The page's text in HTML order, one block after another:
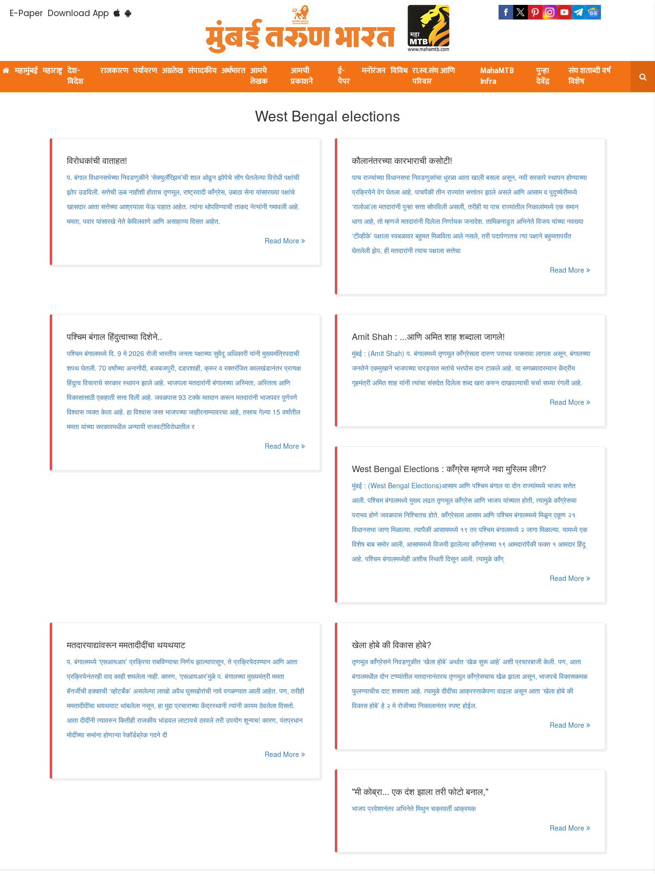
E-Paper Download App
महामुंबई महाराष्ट्र देश-
विदेश
राजकारण पर्यावरण अग्रलेख संपादकीय अर्थभारत आमचे
लेखक
आमची
प्रकाशने
ई-
पेपर
मनोरंजन विविध रा.स्व.संघ आणि
परिवार
MahaMTB
Infra
पुन्हा
देवेंद्र
संघ शताब्दी वर्ष
विशेष
West Bengal elections
विरोधकांची वाताहत!
प. बंगाल विधानसभेच्या निवडणुकीने ‌‘सेक्युलॅरिझम‌’ची शाल ओढून झोपेचे सोंग घेतलेल्या विरोधी पक्षांची
झोप उडविली. सत्तेची ऊब नाहीशी होताच तृणमूल, राष्ट्रवादी काँग्रेस, उबाठा सेना यांसारख्या पक्षांचे
खासदार आता सत्तेच्या आश्रयाला येऊ पाहात आहेत. त्यांना थोपविण्याची ताकद नेत्यांनी गमावली आहे.
ममता, पवार यांसारखे नेते केविलवाणे आणि असाहाय्य दिसत आहेत.
Read More
कौलानंतरच्या कारभाराची कसोटी!
पाच राज्यांच्या विधानसभा निवडणुकांचा धुरळा आता खाली बसला असून, नवी सरकारे स्थापन होण्याच्या
प्रक्रियेने वेग घेतला आहे. पाचपैकी तीन राज्यांत सत्तांतर झाले असले आणि आसाम व पुदुच्चेरीमध्ये
‘रालोआ’ला मतदारांनी पुन्हा सत्ता सोपविली असली, तरीही या पाच राज्यांतील निकालांमध्ये एक समान
धागा आहे, तो म्हणजे मतदारांनी दिलेला निर्णायक जनादेश. तामिळनाडूत अभिनेते विजय यांच्या नवख्या
‘टीव्हीके’ पक्षाला स्वबळावर बहुमत मिळविता आले नसले, तरी पदार्पणातच त्या पक्षाने बहुमतापर्यंत
घेतलेली झेप, ही मतदारांनी त्याच पक्षाला सत्तेचा
Read More
पश्चिम बंगाल हिंदुत्वाच्या दिशेने..
पश्चिम बंगालमध्ये दि. 9 मे 2026 रोजी भारतीय जनता पक्षाच्या सुवेंदू अधिकारी यांनी मुख्यमंत्रिपदाची
शपथ घेतली. 70 वर्षांच्या अनागोंदी, बजबजपुरी, दडपशाही, क्रूर व रक्तरंजित कालखंडानंतर प्रत्यक्ष
हिंदुत्व विचाराचे सरकार स्थापन झाले आहे. भाजपला मतदारांनी बंगालच्या अस्मिता, अस्तित्व आणि
विकासासाठी एकहाती सत्ता दिली आहे. जवळपास 93 टक्के मतदान करून मतदारांनी भाजपवर पूर्णपणे
विश्वास व्यक्त केला आहे. हा विश्वास जसा भाजपच्या जाहीरनाम्यावरचा आहे, तसाच गेल्या 15 वर्षांतील
ममता यांच्या सरकारमधील अन्यायी राजवटीविरोधातील र
Read More
Amit Shah : ...आणि अमित शाह शब्दाला जागले!
मुंबई : (Amit Shah) प. बंगालमध्ये तृणमूल काँग्रेसला दारुण पराभव पत्करावा लागला असून, बंगालच्या
जनतेने एकमुखाने भाजपच्या पारड्यात मतांचे भरघोस दान टाकले आहे. या सगळ्यादरम्यान केंद्रीय
गृहमंत्री अमित शाह यांनी त्यांचा संसदेत दिलेला शब्द खरा करुन दाखवल्याची चर्चा सध्या रंगली आहे.
Read More
West Bengal Elections : काँग्रेस म्हणजे नवा मुस्लिम लीग?
मुंबई : (West Bengal Elections)आसाम आणि पश्चिम बंगाल या दोन राज्यांमध्ये भाजप सत्तेत
आली. पश्चिम बंगालमध्ये मुख्य लढत तृणमूल काँग्रेस आणि भाजप यांच्यात होती, त्यामुळे काँग्रेसचा
पराभव होणे जवळपास निश्चितच होते. काँग्रेसला आसाम आणि पश्चिम बंगालमध्ये मिळून एकूण २१
विधानसभा जागा मिळाल्या. त्यापैकी आसाममध्ये १९ तर पश्चिम बंगालमध्ये २ जागा मिळाल्या. यामध्ये एक
विशेष बाब समोर आली, आसाममध्ये विजयी झालेल्या काँग्रेसच्या १९ आमदारांपैकी फक्त १ आमदार हिंदू
आहे. पश्चिम बंगालमध्येही अशीच स्थिती दिसून आली. त्यामुळे काँग्
Read More
मतदारयाद्यांवरून ममतादीदींचा थयथयाट
प. बंगालमध्ये ‌‘एसआयआर‌’ प्रक्रिया राबविण्याचा निर्णय झाल्यापासून, ते प्रक्रियेदरम्यान आणि आता
प्रक्रियेनंतरही वाद काही शमलेला नाही. कारण, ‌‘एसआयआर‌’मुळे प. बंगालच्या मुख्यमंत्री ममता
बॅनर्जीची हक्काची ‌‘व्होटबँक‌’ असलेल्या लाखो अवैध घुसखोरांची नावे वगळण्यात आली आहेत. पण, तरीही
ममतादीदींचा थयथयाट थांबलेला नसून, हा मुद्दा प्रचाराच्या केंद्रस्थानी त्यांनी कायम ठेवलेला दिसतो.
आता दीदींनी त्यावरुन कितीही राजकीय भांडवल लाटायचे ठरवले तरी उपयोग शून्यच! कारण, पंतप्रधान
मोदींच्या सभांना होणाऱ्या रेकॉर्डब्रेक गदने दी
Read More
खेला होबे की विकास होबे?
तृणमूल काँग्रेसने निवडणुकीत ‘खेला होबे’ अर्थात ‘खेळ सुरू आहे’ अशी प्रचारबाजी केली. पण, आता
बंगालमधील दोन टप्प्यांतील मतदानानंतरच तृणमूल काँग्रेसचाच खेळ झाला असून, भाजपचे विकासकमळ
फुलण्याचीच दाट शक्यता आहे. त्यामुळे दीदींचा आक्रस्ताळेपणा वाढला असून आता ‘खेला होबे की
विकास होबे’ हे २ मे रोजीच्या निकालानंतर स्पष्ट होईल.
Read More
"मी कोब्रा... एक दंश झाला तरी फोटो बनाल,"
भाजप प्रवेशानंतर अभिनेते मिथुन चक्रवर्ती आक्रमक
Read More